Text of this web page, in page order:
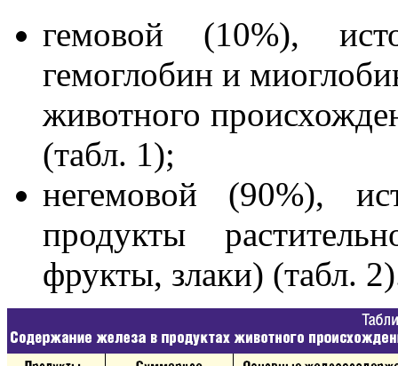
гемовой (10%),
гемоглобин и
животного
(табл. 1);
негемовой (90%),
продукты
фрукты, злаки) (табл.